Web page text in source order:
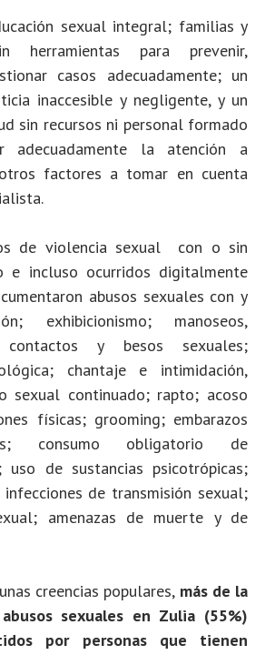
sexual integral; familias y
herramientas para prevenir,
casos adecuadamente; un
inaccesible y negligente, y un
sin recursos ni personal formado
adecuadamente la atención a
factores a tomar en cuenta
de violencia sexual con o sin
e incluso ocurridos digitalmente
abusos sexuales con y
exhibicionismo; manoseos,
contactos y besos sexuales;
chantaje e intimidación,
sexual continuado; rapto; acoso
físicas; grooming; embarazos
consumo obligatorio de
uso de sustancias psicotrópicas;
de transmisión sexual;
amenazas de muerte y de
creencias populares, más de la
sexuales en Zulia (55%)
por personas que tienen